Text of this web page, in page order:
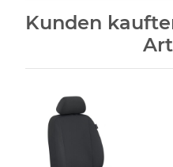
Kunden